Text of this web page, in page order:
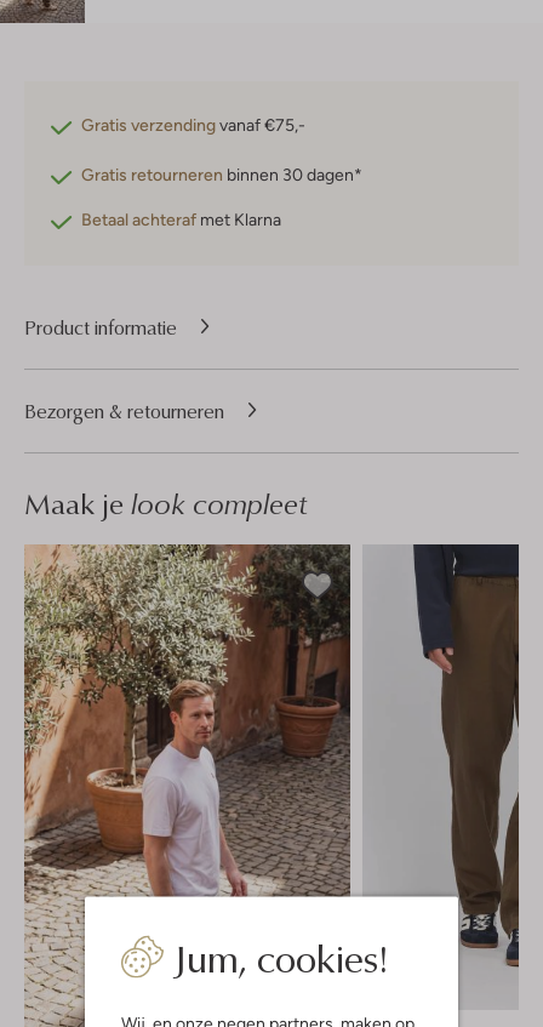
Jum, cookies!
Wij, en onze negen partners , maken op
Gratis verzendingvanaf €75,-
Gratis retourneren binnen 30 dagen*
Betaal achteraf met Klarna
Product informatie
Bezorgen & retourneren
Maak je look compleet